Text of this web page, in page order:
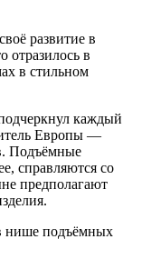
развитие в
отразилось в
в стильном
каждый
Европы —
Подъёмные
справляются со
предполагают
нише подъёмных